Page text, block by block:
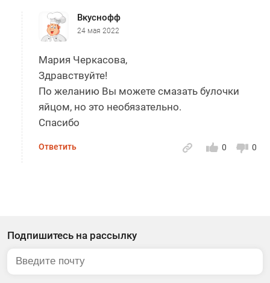
Вкуснофф
24 мая 2022
Мария Черкасова,
Здравствуйте!
По желанию Вы можете смазать булочки
яйцом, но это необязательно.
Спасибо
0
0
Ответить
Подпишитесь на рассылку